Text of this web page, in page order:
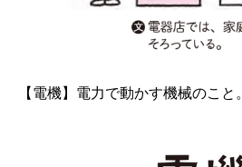
【電機】電力で動かす機械のこと。